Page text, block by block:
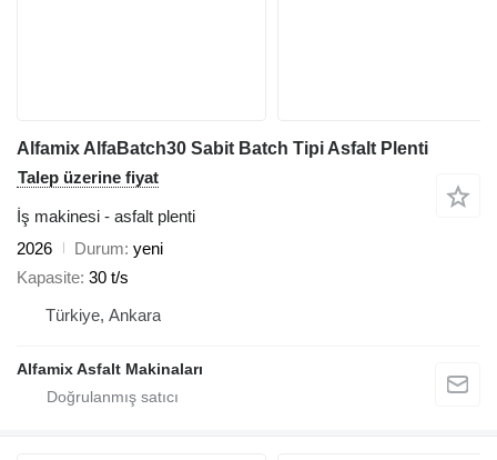
Alfamix AlfaBatch30 Sabit Batch Tipi Asfalt Plenti
Talep üzerine fiyat
İş makinesi - asfalt plenti
2026
Durum yeni
Kapasite 30 t/s
Türkiye, Ankara
Alfamix Asfalt Makinaları